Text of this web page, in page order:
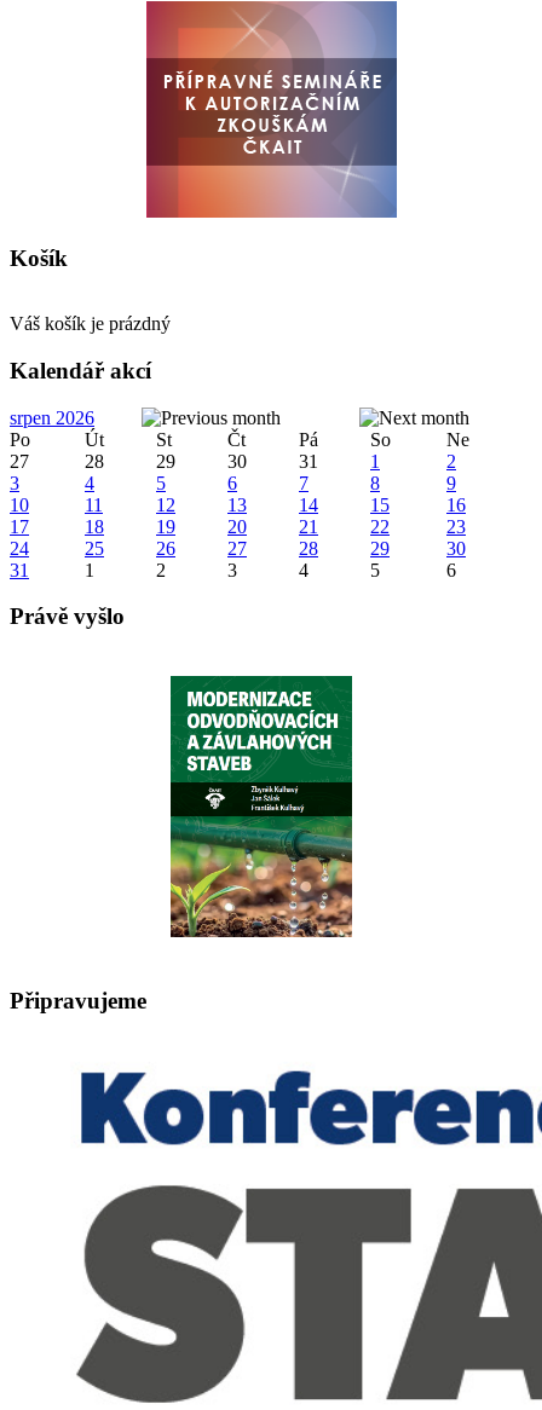
Košík
Váš košík je prázdný
Kalendář akcí
srpen 2026
Po
Út St Čt Pá So
Ne
27
28 29 30 31 1
2
3
4 5 6 7 8
9
10
11 12 13 14 15
16
17
18 19 20 21 22
23
24
25 26 27 28 29
30
31
1 2 3 4 5 6
Právě vyšlo
Připravujeme